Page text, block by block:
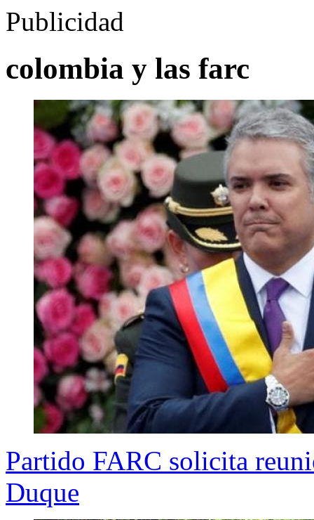
Publicidad
colombia y las farc
Partido FARC solicita
Duque